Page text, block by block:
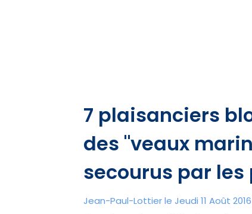
7 plaisanciers
des "veaux
secourus par
Jean-Paul-Lottier le Jeudi 11 Août